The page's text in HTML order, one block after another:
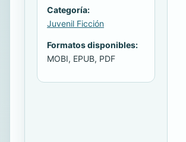
Categoría:
Juvenil Ficción
Formatos disponibles:
MOBI, EPUB, PDF